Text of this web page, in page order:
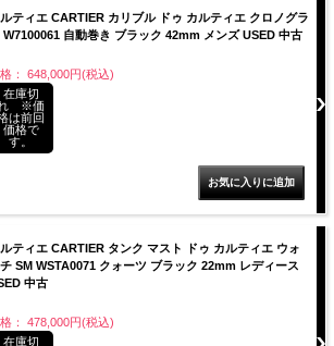
ティエ CARTIER カリブル ドゥ カルティエ クロノグラ
W7100061 自動巻き ブラック 42mm メンズ USED 中古
： 648,000円(税込)
在庫切
※価
は前回
価格で
す。
ティエ CARTIER タンク マスト ドゥ カルティエ ウォ
チ SM WSTA0071 クォーツ ブラック 22mm レディース
中古
： 478,000円(税込)
在庫切